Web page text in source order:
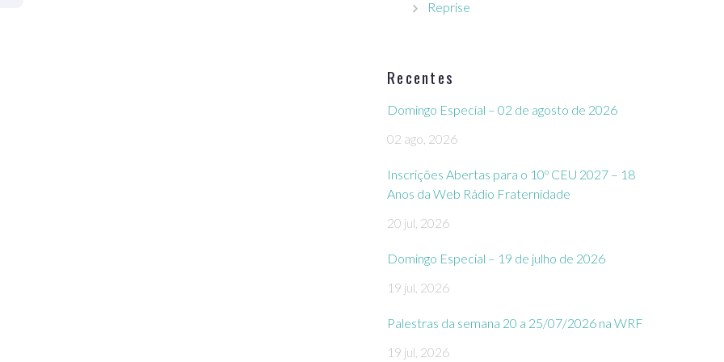
Reprise
Recentes
Domingo Especial – 02 de agosto de 2026
02 ago, 2026
Inscrições Abertas para o 10º CEU 2027 – 18
Anos da Web Rádio Fraternidade
20 jul, 2026
Domingo Especial – 19 de julho de 2026
19 jul, 2026
Palestras da semana 20 a 25/07/2026 na WRF
19 jul, 2026